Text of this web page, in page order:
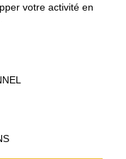
votre activité en